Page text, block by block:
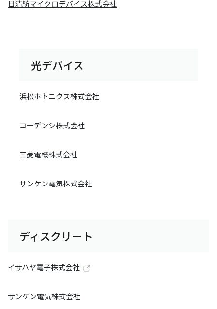
日清紡マイクロデバイス株式会社
光デバイス
浜松ホトニクス株式会社
コーデンシ株式会社
三菱電機株式会社
サンケン電気株式会社
ディスクリート
イサハヤ電子株式会社
サンケン電気株式会社